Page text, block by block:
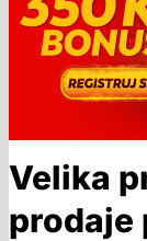
Velika
prodaje